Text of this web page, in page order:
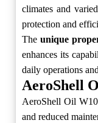
climates and
protection and
Theunique
enhances its
daily operations
AeroShell
AeroShell Oil
and reduced